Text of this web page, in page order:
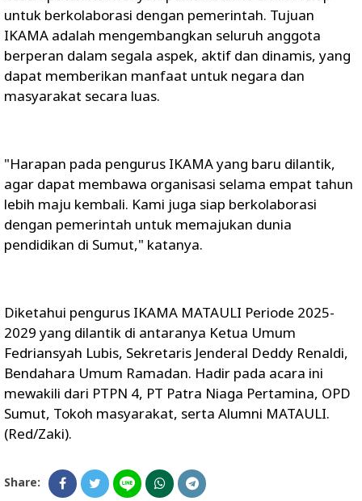
untuk berkolaborasi dengan pemerintah. Tujuan
IKAMA adalah mengembangkan seluruh anggota
berperan dalam segala aspek, aktif dan dinamis, yang
dapat memberikan manfaat untuk negara dan
masyarakat secara luas.
"Harapan pada pengurus IKAMA yang baru dilantik,
agar dapat membawa organisasi selama empat tahun
lebih maju kembali. Kami juga siap berkolaborasi
dengan pemerintah untuk memajukan dunia
pendidikan di Sumut," katanya.
Diketahui pengurus IKAMA MATAULI Periode 2025-
2029 yang dilantik di antaranya Ketua Umum
Fedriansyah Lubis, Sekretaris Jenderal Deddy Renaldi,
Bendahara Umum Ramadan. Hadir pada acara ini
mewakili dari PTPN 4, PT Patra Niaga Pertamina, OPD
Sumut, Tokoh masyarakat, serta Alumni MATAULI.
(Red/Zaki).
Share: